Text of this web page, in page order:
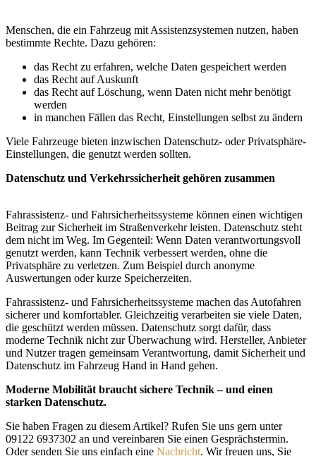
Menschen, die ein Fahrzeug mit Assistenzsystemen nutzen, haben
bestimmte Rechte. Dazu gehören:
das Recht zu erfahren, welche Daten gespeichert werden
das Recht auf Auskunft
das Recht auf Löschung, wenn Daten nicht mehr benötigt
werden
in manchen Fällen das Recht, Einstellungen selbst zu ändern
Viele Fahrzeuge bieten inzwischen Datenschutz- oder Privatsphäre-
Einstellungen, die genutzt werden sollten.
Datenschutz und Verkehrssicherheit gehören zusammen
Fahrassistenz- und Fahrsicherheitssysteme können einen wichtigen
Beitrag zur Sicherheit im Straßenverkehr leisten. Datenschutz steht
dem nicht im Weg. Im Gegenteil: Wenn Daten verantwortungsvoll
genutzt werden, kann Technik verbessert werden, ohne die
Privatsphäre zu verletzen. Zum Beispiel durch anonyme
Auswertungen oder kurze Speicherzeiten.
Fahrassistenz- und Fahrsicherheitssysteme machen das Autofahren
sicherer und komfortabler. Gleichzeitig verarbeiten sie viele Daten,
die geschützt werden müssen. Datenschutz sorgt dafür, dass
moderne Technik nicht zur Überwachung wird. Hersteller, Anbieter
und Nutzer tragen gemeinsam Verantwortung, damit Sicherheit und
Datenschutz im Fahrzeug Hand in Hand gehen.
Moderne Mobilität braucht sichere Technik – und einen
starken Datenschutz.
Sie haben Fragen zu diesem Artikel? Rufen Sie uns gern unter
09122 6937302 an und vereinbaren Sie einen Gesprächstermin.
Oder senden Sie uns einfach eine Nachricht. Wir freuen uns, Sie